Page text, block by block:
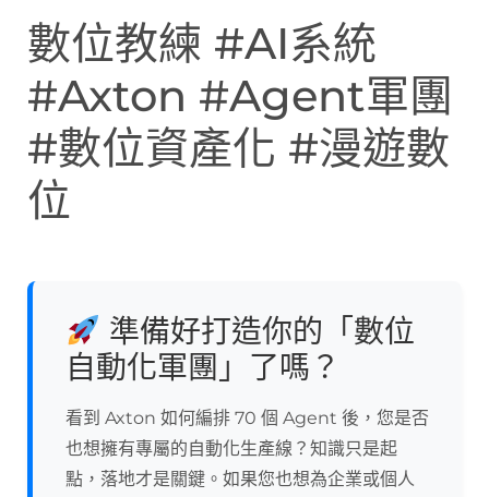
數位教練 #AI系統
#Axton #Agent軍團
#數位資產化 #漫遊數
位
準備好打造你的「數位
自動化軍團」了嗎？
看到 Axton 如何編排 70 個 Agent 後，您是否
也想擁有專屬的自動化生產線？知識只是起
點，落地才是關鍵。如果您也想為企業或個人